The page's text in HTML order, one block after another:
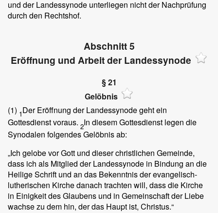
und der Landessynode unterliegen nicht der Nachprüfung
durch den Rechtshof.
Abschnitt 5
Eröffnung und Arbeit der Landessynode
§ 21
Gelöbnis
(1) 1Der Eröffnung der Landessynode geht ein
Gottesdienst voraus. 2In diesem Gottesdienst legen die
Synodalen folgendes Gelöbnis ab:
„Ich gelobe vor Gott und dieser christlichen Gemeinde,
dass ich als Mitglied der Landessynode in Bindung an die
Heilige Schrift und an das Bekenntnis der evangelisch-
lutherischen Kirche danach trachten will, dass die Kirche
in Einigkeit des Glaubens und in Gemeinschaft der Liebe
wachse zu dem hin, der das Haupt ist, Christus.“